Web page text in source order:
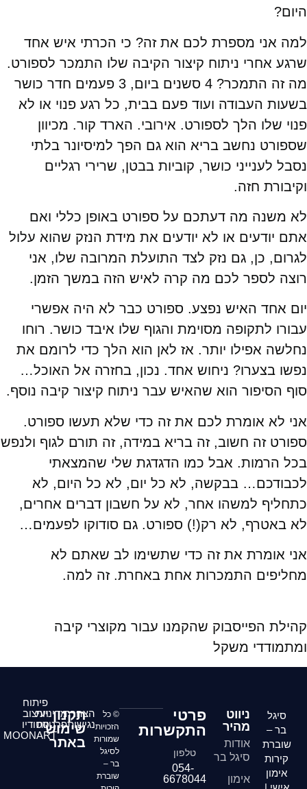
היום?
למה אני מספרת לכם את זה? כי הכרתי איש אחד
שרגע אחרי ניתוח קיצור הקיבה שלו התמכר לספורט.
מה זה התמכר? 4 סשנים ביום, 3 פעמים חדר כושר
בשעות העבודה ועוד פעם בבית, כל רגע פנוי או לא
פנוי שלו הלך לספורט. אירובי. הארד קור. מכיוון
שספורט נחשב בריא הוא גם הפך למיסיונר בלתי
נסבל לענייני כושר, קוביות בבטן, שרירי רגליים
וקיבורת חזה.
לא משנה מה דעתכם על ספורט באופן כללי ואם
אתם יודעים או לא יודעים את מידת הנזק שהוא עלול
לגרום, כן, גם נזק לצד התועלת המרובה שלו, אני
רוצה לספר לכם מה קרה לאיש הזה במשך הזמן.
יום אחד האיש נפצע. ספורט כבר לא היה אפשרי
עבורו לתקופה מסוימת והגוף שלו איבד כושר. רוחו
נחלשה אפילו יותר. אז לאן הוא הלך כדי לרומם את
נפשו בצערו? ניחוש אחד. נכון, בחזרה אל האוכל…
סוף הסיפור הוא שהאיש עבר ניתוח קיצור קיבה נוסף.
אני לא אומרת לכם את זה כדי שלא תעשו ספורט.
ספורט זה חשוב, זה בריא במידה, זה תורם לגוף ולנפש
בכל הרמות. אבל כמו הדגדגת שלי שהמצאתי
לכבודכם… בבקשה, לא כל יום, לא כל היום, לא
כתחליף למשהו אחר, לא על חשבון דברים אחרים,
לא באטרף, לא רק(!) ספורט. גם סודוקו לפעמים…
אני אומרת את זה כדי שתשימו לב שאתם לא
מחליפים התמכרות אחת באחרת. זה למה.
קהילת הפייסבוק שהקמנו עבור מקוצרי קיבה
ומתמודדי משקל
סיגל
בר –
שוברת
קירות
אימון
ניווט
מהיר
אודות
סיגל בר
אימון
פרטי
התקשרות
טלפון
054-
6678044
© כל
הזכויות
שמורות
לסיגל
בר –
שוברת
הצהרת
נגישות
תקנון
שימוש
באתר
מדיניות
פרטיות
פיתוח
ועיצוב
סטודיו
MOONART